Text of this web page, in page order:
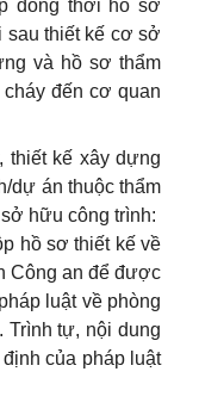
đồng thời hồ sơ
sau thiết kế cơ sở
và hồ sơ thẩm
đến cơ quan
thiết kế xây dựng
dự án thuộc thẩm
hữu công trình:
hồ sơ thiết kế về
Công an để được
luật về phòng
Trình tự, nội dung
của pháp luật